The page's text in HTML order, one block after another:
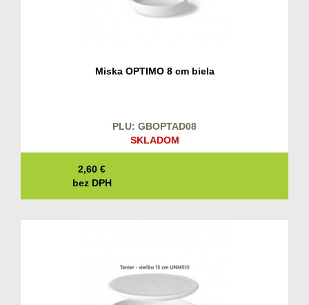
Miska OPTIMO 8 cm biela
PLU: GBOPTAD08
SKLADOM
2,60 €
bez DPH